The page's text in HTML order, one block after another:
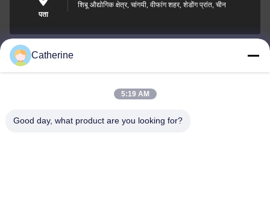
पता
शिबू औद्योगिक क्षेत्र, चांगयी, वीफांग शहर, शेडोंग प्रांत, चीन
padraic@huayumachine.cn
Catherine
5:19 AM
Good day, what product are you looking for?